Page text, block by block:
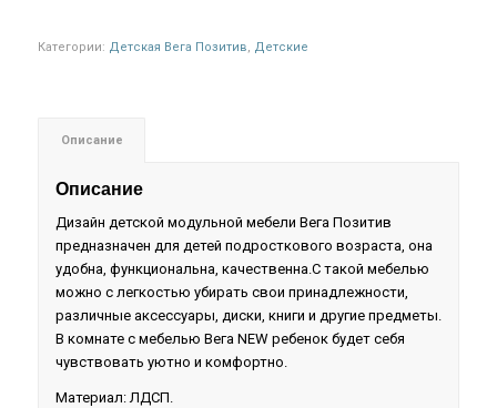
Категории: Детская Вега Позитив, Детские
Описание
Описание
Дизайн детской модульной мебели Вега Позитив
предназначен для детей подросткового возраста, она
удобна, функциональна, качественна.С такой мебелью
можно с легкостью убирать свои принадлежности,
различные аксессуары, диски, книги и другие предметы.
В комнате с мебелью Вега NEW ребенок будет себя
чувствовать уютно и комфортно.
Материал: ЛДСП.